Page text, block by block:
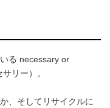
る necessary or
リー）。
、そしてリサイクルに